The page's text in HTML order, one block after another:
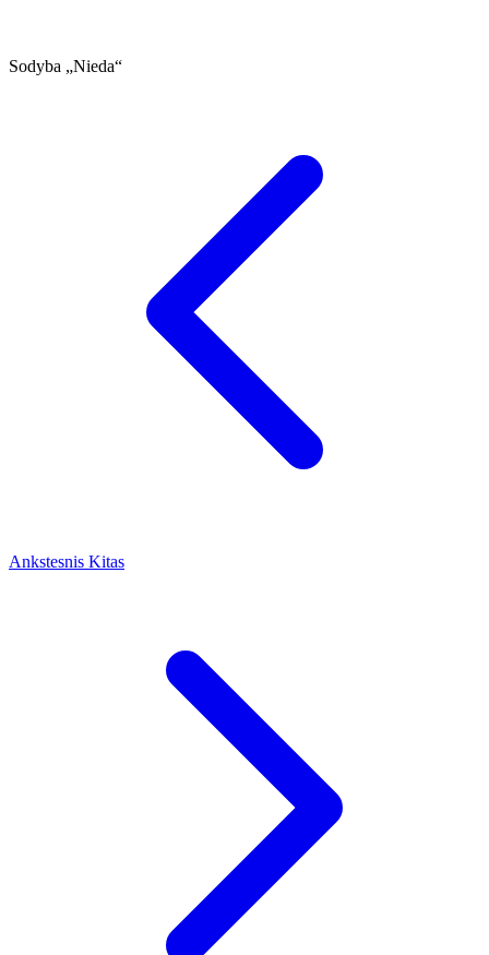
Sodyba „Nieda“
Ankstesnis Kitas